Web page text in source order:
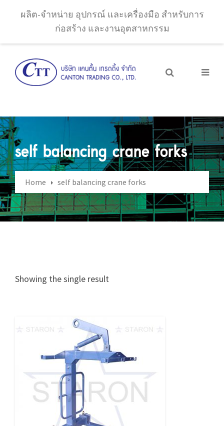
ผลิต-จำหน่าย อุปกรณ์ และเครื่องมือ สำหรับการ
ก่อสร้าง และงานอุตสาหกรรม
self balancing crane forks
Home self balancing crane forks
Showing the single result